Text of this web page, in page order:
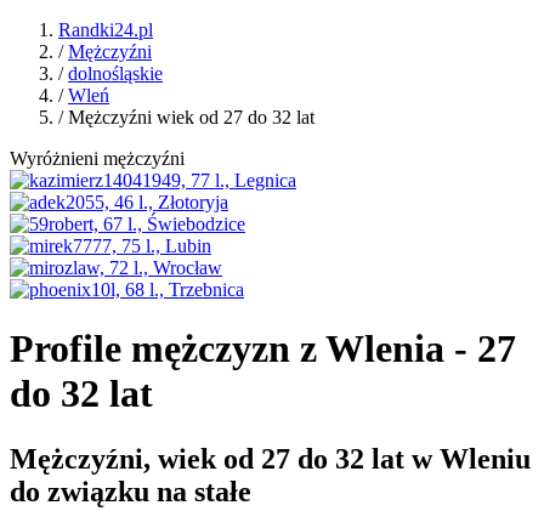
Randki24.pl
/Mężczyźni
/dolnośląskie
/Wleń
/ Mężczyźni wiek od 27 do 32 lat
Wyróżnieni mężczyźni
Profile mężczyzn z Wlenia - 27
do 32 lat
Mężczyźni, wiek od 27 do 32 lat w Wleniu
do związku na stałe